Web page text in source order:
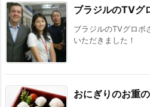
ブラジルのTVグ
ブラジルのTVグロボ
いただきました！
おにぎりのお重